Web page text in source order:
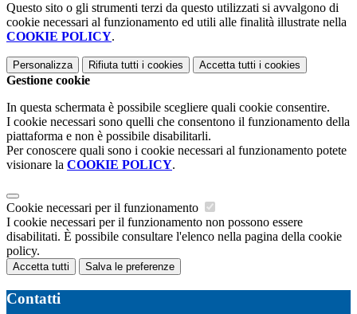
Questo sito o gli strumenti terzi da questo utilizzati si avvalgono di
cookie necessari al funzionamento ed utili alle finalità illustrate nella
COOKIE POLICY.
Personalizza Rifiuta tutti i cookies Accetta tutti i cookies
Gestione cookie
In questa schermata è possibile scegliere quali cookie consentire.
I cookie necessari sono quelli che consentono il funzionamento della
piattaforma e non è possibile disabilitarli.
Per conoscere quali sono i cookie necessari al funzionamento potete
visionare la COOKIE POLICY.
Cookie necessari per il funzionamento
I cookie necessari per il funzionamento non possono essere
disabilitati. È possibile consultare l'elenco nella pagina della cookie
policy.
Accetta tutti Salva le preferenze
Contatti